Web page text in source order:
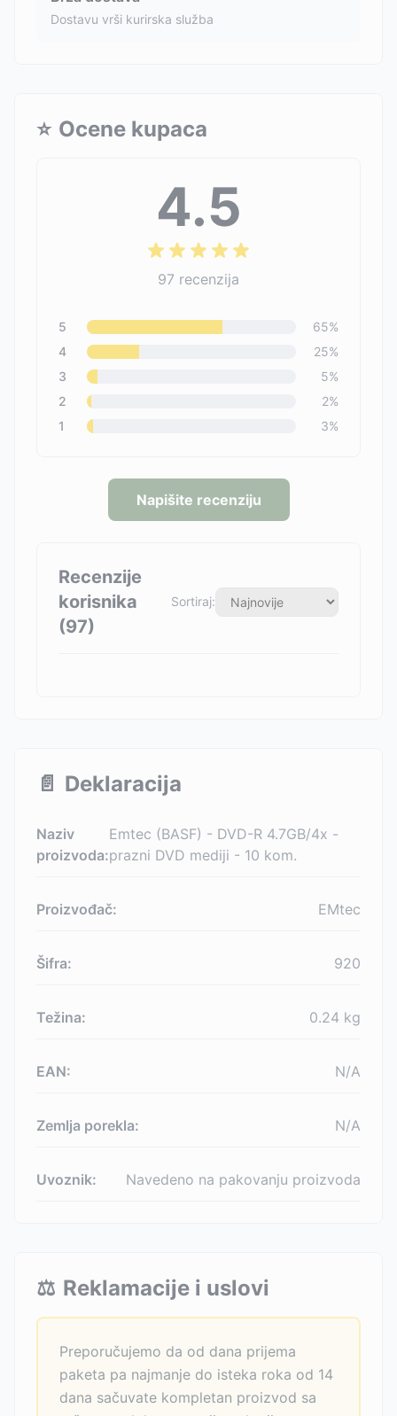
Dostavu vrši kurirska služba
⭐ Ocene kupaca
4.5
97 recenzija
5 65%
4
25%
3
5%
2
2%
1
3%
Napišite recenziju
Recenzije
korisnika
(97)
Sortiraj:
📄 Deklaracija
Naziv
proizvoda:
Emtec (BASF) - DVD-R 4.7GB/4x -
prazni DVD mediji - 10 kom.
Proizvođač: EMtec
Šifra: 920
Težina: 0.24 kg
EAN: N/A
Zemlja porekla: N/A
Uvoznik: Navedeno na pakovanju proizvoda
⚖️ Reklamacije i uslovi
Preporučujemo da od dana prijema
paketa pa najmanje do isteka roka od 14
dana sačuvate kompletan proizvod sa